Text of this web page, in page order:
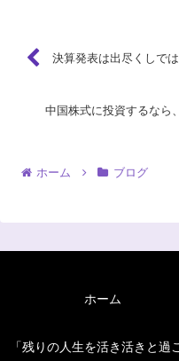
決算発表は出尽くしで
中国株式に投資するなら
ホーム ブログ
ホーム
「残りの人生を活き活きと過